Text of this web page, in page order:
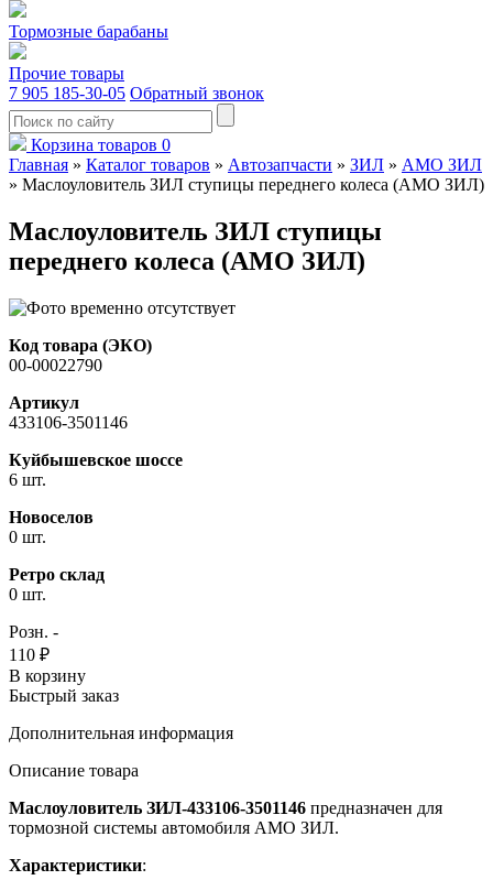
Тормозные барабаны
Прочие товары
7 905 185-30-05 Обратный звонок
Корзина товаров 0
Главная » Каталог товаров » Автозапчасти » ЗИЛ » АМО ЗИЛ
» Маслоуловитель ЗИЛ ступицы переднего колеса (АМО ЗИЛ)
Маслоуловитель ЗИЛ ступицы
переднего колеса (АМО ЗИЛ)
Код товара (ЭКО)
00-00022790
Артикул
433106-3501146
Куйбышевское шоссе
6 шт.
Новоселов
0 шт.
Ретро склад
0 шт.
Розн. -
110 ₽
В корзину
Быстрый заказ
Дополнительная информация
Описание товара
Маслоуловитель ЗИЛ-433106-3501146 предназначен для
тормозной системы автомобиля АМО ЗИЛ.
Характеристики: